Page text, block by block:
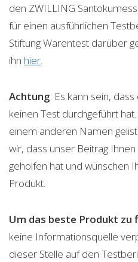
den ZWILLING
für einen ausführlichen
Stiftung Warentest darüber
ihn hier.
Achtung: Es kann sein,
keinen Test durchgeführt
einem anderen Namen
wir, dass unser Beitrag
geholfen hat und wünschen
Produkt.
Um das beste Produkt zu
keine Informationsquelle
dieser Stelle auf den